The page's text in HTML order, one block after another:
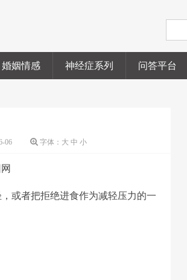
婚姻情感 神经症系列 问答平台
06 字体： 大 中 小
或者把拒绝进食作为减轻压力的一